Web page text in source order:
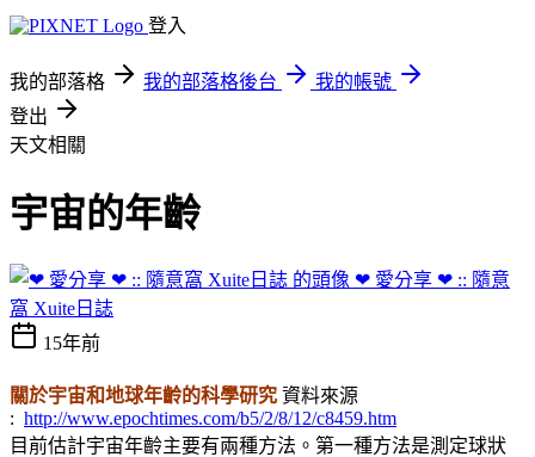
登入
我的部落格 我的部落格後台
我的帳號
登出
天文相關
宇宙的年齡
❤ 愛分享 ❤ :: 隨意
窩 Xuite日誌
15年前
關於宇宙和地球年齡的科學研究 資料來源
: http://www.epochtimes.com/b5/2/8/12/c8459.htm
目前估計宇宙年齡主要有兩種方法。第一種方法是測定球狀